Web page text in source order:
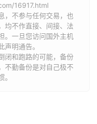
16917.html
，不参与任何交易，也
均不作直接、间接、法
。一旦您访问国外主机
明通告。
闭和跑路的可能，备份
不勤备份是对自己极不